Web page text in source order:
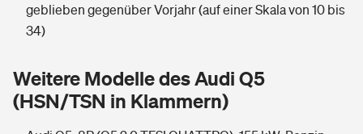
Tools
Hochwasser-Check: Wie gefährdet ist Ihr Haus?
Handyversicherung
Private Cyberversicherung
Wer versichert was: Jetzt Versicherer finden
Rentenrechner: Wie viel Geld bekomme ich im Alter?
geblieben gegenüber Vorjahr (auf einer Skala von 10 bis
34)
Weitere Modelle des Audi Q5
(HSN/TSN in Klammern)